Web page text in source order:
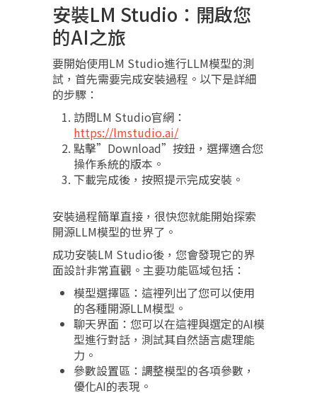
安裝LM Studio：開啟您
的AI之旅
要開始使用LM Studio進行LLM模型的測
試，首先需要完成安裝過程。以下是詳細
的步驟：
訪問LM Studio官網：
https://lmstudio.ai/
點擊”Download”按鈕，選擇適合您
操作系統的版本。
下載完成後，按照提示完成安裝。
安裝過程簡單直接，很快您就能開始探索
開源LLM模型的世界了。
成功安裝LM Studio後，您會發現它的界
面設計非常直觀。主要功能區域包括：
模型選擇區：這裡列出了您可以使用
的各種開源LLM模型。
聊天界面：您可以在這裡與選定的AI模
型進行對話，測試其自然語言處理能
力。
參數設置區：調整模型的各項參數，
優化AI的表現。